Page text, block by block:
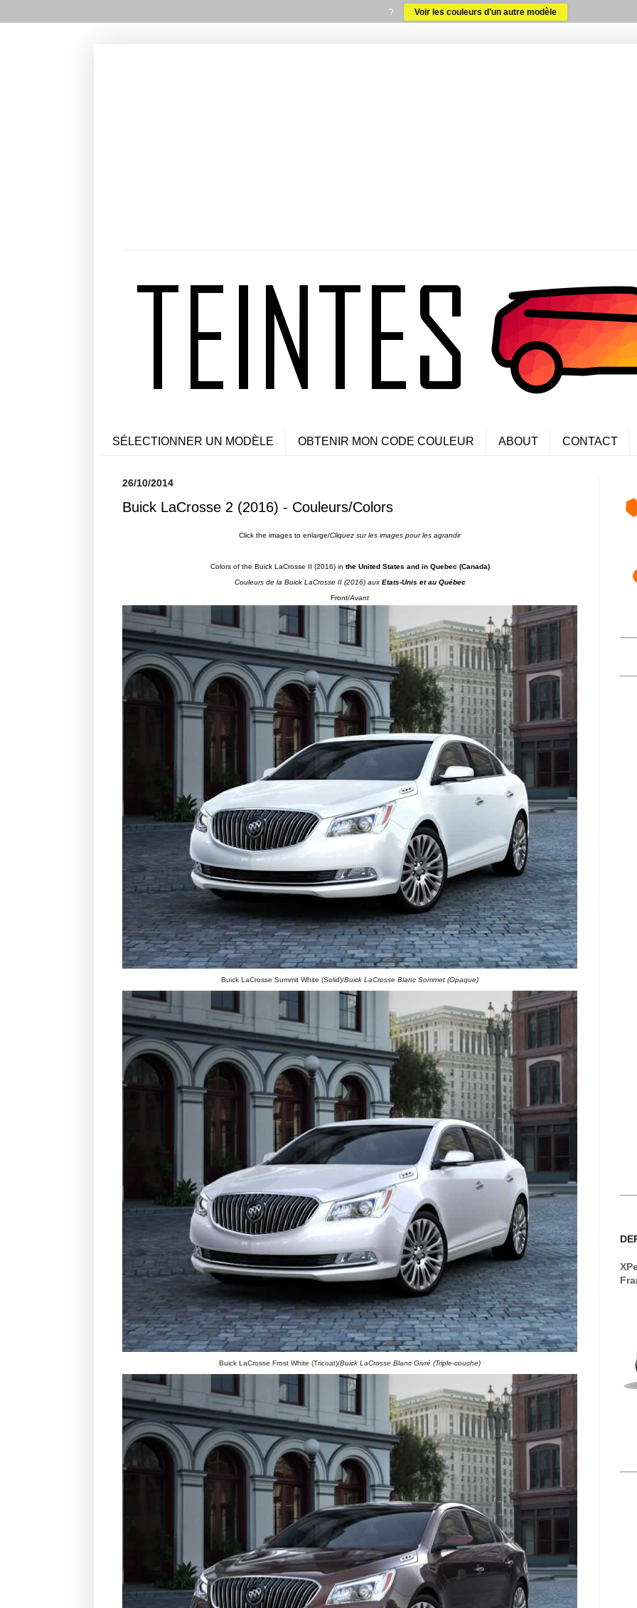
SÉLECTIONNER UN MODÈLE OBTENIR MON CODE COULEUR ABOUT CONTACT
26/10/2014
Buick LaCrosse 2 (2016) - Couleurs/Colors
Click the images to enlarge/Cliquez sur les images pour les agrandir
Colors of the Buick LaCrosse II (2016) in the United States and in Quebec (Canada)
Couleurs de la Buick LaCrosse II (2016) aux Etats-Unis et au Québec
Front/Avant
Buick LaCrosse Summit White (Solid)/Buick LaCrosse Blanc Sommet (Opaque)
Buick LaCrosse Frost White (Tricoat)/Buick LaCrosse Blanc Givré (Triple-couche)
? Voir les couleurs d'un autre modèle